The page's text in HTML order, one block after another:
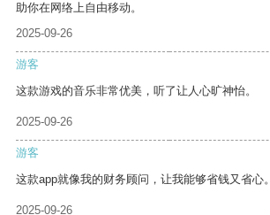
助你在网络上自由移动。
2025-09-26
游客
这款游戏的音乐非常优美，听了让人心旷神怡。
2025-09-26
游客
这款app就像我的财务顾问，让我能够省钱又省心。
2025-09-26